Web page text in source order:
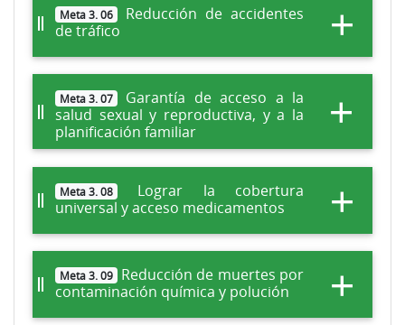
Meta 3. 06 Reducción de accidentes
de tráfico
Meta 3. 07 Garantía de acceso a la
salud sexual y reproductiva, y a la
planificación familiar
Meta 3. 08 Lograr la cobertura
universal y acceso medicamentos
Meta 3. 09 Reducción de muertes por
contaminación química y polución